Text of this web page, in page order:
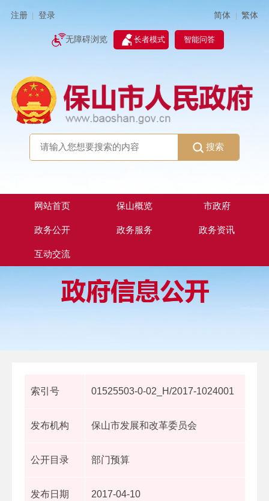
注册 登录 简体 | 繁体
无障碍浏览 长者模式 智能问答
搜索
网站首页 保山概览 市政府
政务公开 政务服务 政务资讯
互动交流
索引号 01525503-0-02_H/2017-1024001
发布机构 保山市发展和改革委员会
公开目录 部门预算
发布日期 2017-04-10